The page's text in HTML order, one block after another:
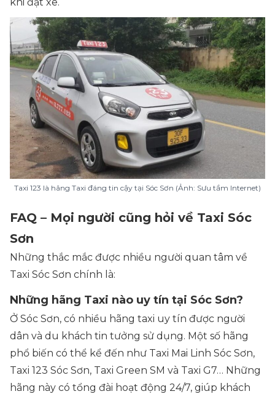
Taxi 123 là hãng Taxi đáng tin cậy tại Sóc Sơn (Ảnh: Sưu tầm Internet)
FAQ – Mọi người cũng hỏi về Taxi Sóc
Sơn
Những thắc mắc được nhiều người quan tâm về
Taxi Sóc Sơn chính là:
Những hãng Taxi nào uy tín tại Sóc Sơn?
Ở Sóc Sơn, có nhiều hãng taxi uy tín được người
dân và du khách tin tưởng sử dụng. Một số hãng
phổ biến có thể kể đến như Taxi Mai Linh Sóc Sơn,
Taxi 123 Sóc Sơn, Taxi Green SM và Taxi G7… Những
hãng này có tổng đài hoạt động 24/7, giúp khách